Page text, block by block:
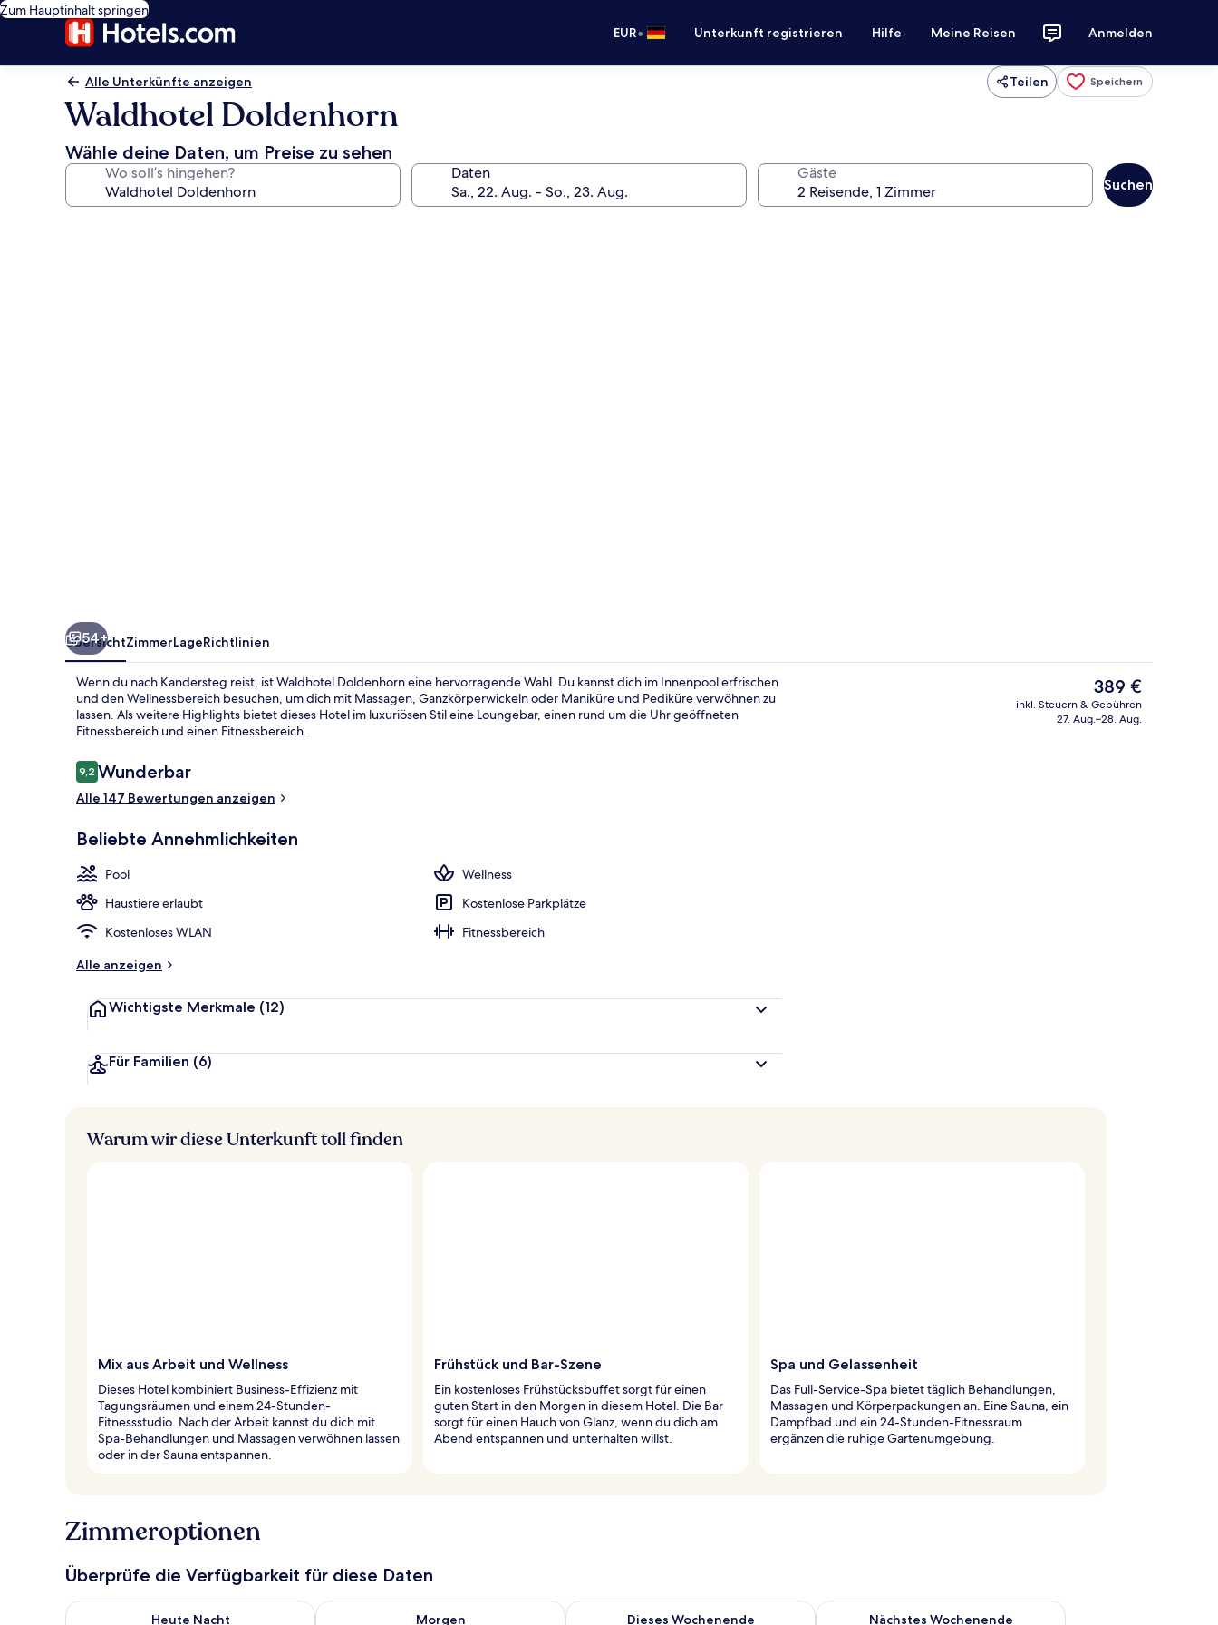
Zum Hauptinhalt springen
EUR• Unterkunft registrieren Hilfe Meine Reisen Anmelden
Alle Unterkünfte anzeigen Teilen Speichern
Waldhotel Doldenhorn
Wähle deine Daten, um Preise zu sehen
Wo soll’s hingehen? Daten Gäste
Suchen
Körperbehandlungen, Ganzkörperwickelbehandlung, Körperpeelings
Speisen im Freien
54+
ÜbersichtZimmerLageRichtlinien
Wenn du nach Kandersteg reist, ist Waldhotel Doldenhorn eine hervorragende Wahl. Du kannst dich im Innenpool erfrischen
und den Wellnessbereich besuchen, um dich mit Massagen, Ganzkörperwickeln oder Maniküre und Pediküre verwöhnen zu
lassen. Als weitere Highlights bietet dieses Hotel im luxuriösen Stil eine Loungebar, einen rund um die Uhr geöffneten
Fitnessbereich und einen Fitnessbereich.
Bewertungen
9,29,2 von 10.
Wunderbar
Alle 147 Bewertungen anzeigen
Beliebte Annehmlichkeiten
Pool
Wellness
Haustiere erlaubt
Kostenlose Parkplätze
Kostenloses WLAN
Fitnessbereich
Alle anzeigen
Wichtigste Merkmale (12)
Für Familien (6)
Der
aktuelle
Preis
389 €
inkl. Steuern & Gebühren
27. Aug.–28. Aug.
Warum wir diese Unterkunft toll finden
Mix aus Arbeit und Wellness
Dieses Hotel kombiniert Business-Effizienz mit
Tagungsräumen und einem 24-Stunden-
Fitnessstudio. Nach der Arbeit kannst du dich mit
Spa-Behandlungen und Massagen verwöhnen lassen
oder in der Sauna entspannen.
Frühstück und Bar-Szene
Ein kostenloses Frühstücksbuffet sorgt für einen
guten Start in den Morgen in diesem Hotel. Die Bar
sorgt für einen Hauch von Glanz, wenn du dich am
Abend entspannen und unterhalten willst.
Spa und Gelassenheit
Das Full-Service-Spa bietet täglich Behandlungen,
Massagen und Körperpackungen an. Eine Sauna, ein
Dampfbad und ein 24-Stunden-Fitnessraum
ergänzen die ruhige Gartenumgebung.
Zimmeroptionen
Überprüfe die Verfügbarkeit für diese Daten
Heute Nacht
Überprüfe die Verfügbarkeit für heute Nacht, Aug. 8 - Aug. 9.
Morgen
Überprüfe die Verfügbarkeit für morgen, Aug. 9 - Aug. 10.
Dieses Wochenende
Überprüfe die Verfügbarkeit für dieses Wochenende, Aug. 14 - Aug. 16.
Nächstes Wochenende
Überprüfe die Verfügbarkeit für nächstes Wochenende, Aug.